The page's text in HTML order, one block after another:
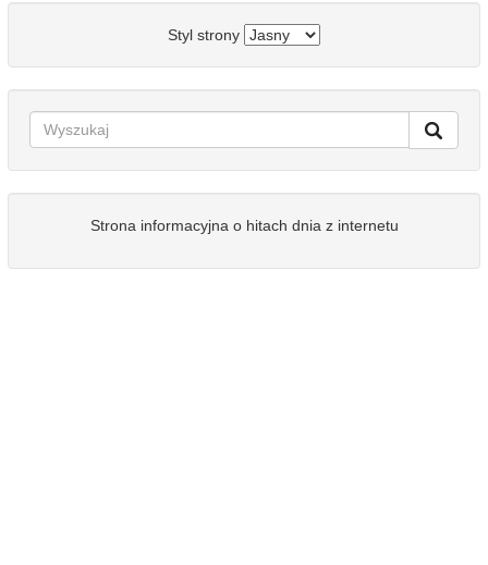
Styl strony
Strona informacyjna o hitach dnia z internetu